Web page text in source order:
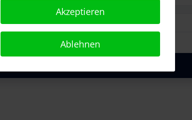
Akzeptieren
Ablehnen